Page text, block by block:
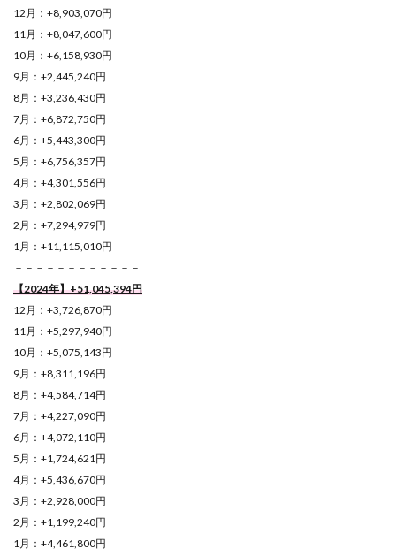
12月：+8,903,070円
11月：+8,047,600円
10月：+6,158,930円
9月：+2,445,240円
8月：+3,236,430円
7月：+6,872,750円
6月：+5,443,300円
5月：+6,756,357円
4月：+4,301,556円
3月：+2,802,069円
2月：+7,294,979円
1月：+11,115,010円
－－－－－－－－－－－－
【2024年】+51,045,394円
12月：+3,726,870円
11月：+5,297,940円
10月：+5,075,143円
9月：+8,311,196円
8月：+4,584,714円
7月：+4,227,090円
6月：+4,072,110円
5月：+1,724,621円
4月：+5,436,670円
3月：+2,928,000円
2月：+1,199,240円
1月：+4,461,800円